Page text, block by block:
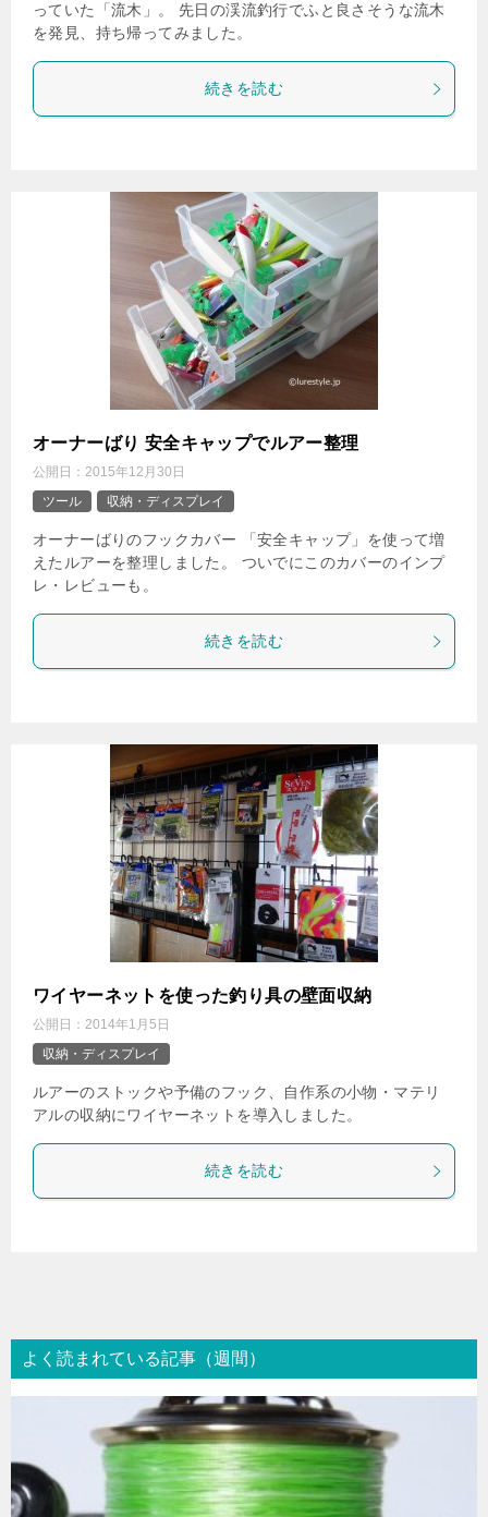
っていた「流木」。 先日の渓流釣行でふと良さそうな流木
を発見、持ち帰ってみました。
続きを読む
オーナーばり 安全キャップでルアー整理
公開日： 2015年12月30日
ツール
収納・ディスプレイ
オーナーばりのフックカバー 「安全キャップ」を使って増
えたルアーを整理しました。 ついでにこのカバーのインプ
レ・レビューも。
続きを読む
ワイヤーネットを使った釣り具の壁面収納
公開日： 2014年1月5日
収納・ディスプレイ
ルアーのストックや予備のフック、自作系の小物・マテリ
アルの収納にワイヤーネットを導入しました。
続きを読む
よく読まれている記事（週間）